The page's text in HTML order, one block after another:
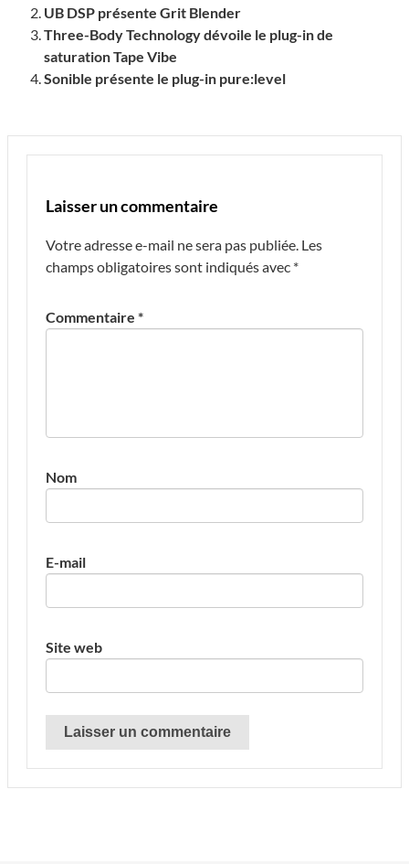
UB DSP présente Grit Blender
Three-Body Technology dévoile le plug-in de
saturation Tape Vibe
Sonible présente le plug-in pure:level
Laisser un commentaire
Votre adresse e-mail ne sera pas publiée. Les
champs obligatoires sont indiqués avec *
Commentaire *
Nom
E-mail
Site web